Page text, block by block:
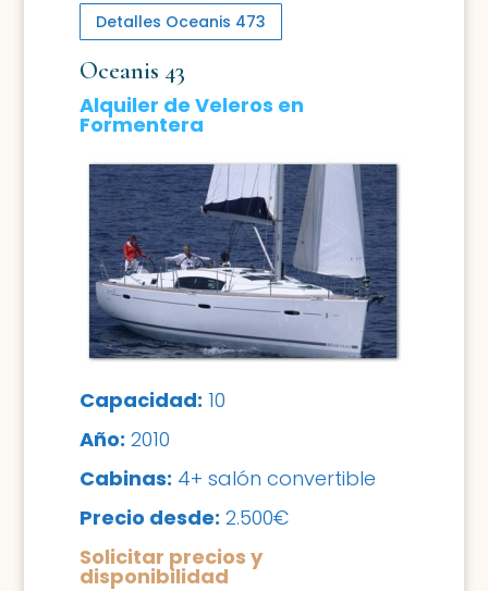
Detalles Oceanis 473
Oceanis 43
Alquiler de Veleros en
Formentera
Capacidad: 10
Año: 2010
Cabinas: 4+ salón convertible
Precio desde: 2.500€
Solicitar precios y
disponibilidad